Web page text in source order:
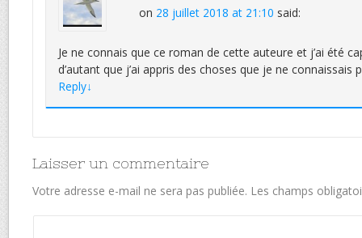
on 28 juillet 2018 at 21:10 said:
Je ne connais que ce roman de cette auteure et j’ai été
d’autant que j’ai appris des choses que je ne connaissais
Reply↓
Laisser un commentaire
Votre adresse e-mail ne sera pas publiée. Les champs